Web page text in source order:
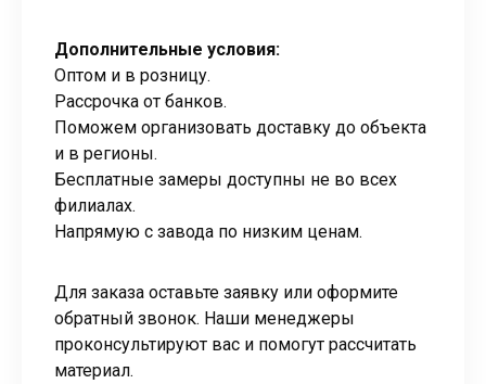
Дополнительные условия:
Оптом и в розницу.
Рассрочка от банков.
Поможем организовать доставку до объекта
и в регионы.
Бесплатные замеры доступны не во всех
филиалах.
Напрямую с завода по низким ценам.
Для заказа оставьте заявку или оформите
обратный звонок. Наши менеджеры
проконсультируют вас и помогут рассчитать
материал.